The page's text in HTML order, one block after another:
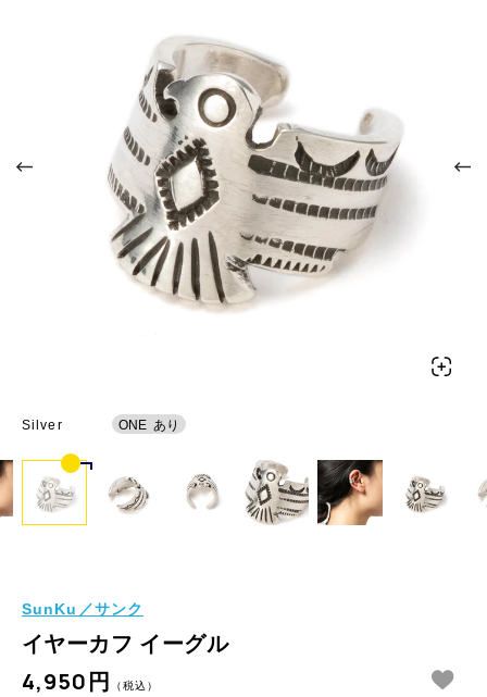
Silver ONE あり
SunKu／サンク
イヤーカフ イーグル
4,950円 （税込）